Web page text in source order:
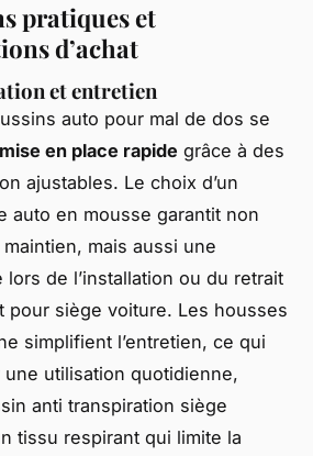
pratiques et
d’achat
et entretien
auto pour mal de dos se
mise en place rapide grâce à des
ajustables. Le choix d’un
auto en mousse garantit non
mais aussi une
lors de l’installation ou du retrait
pour siège voiture. Les housses
simplifient l’entretien, ce qui
utilisation quotidienne,
anti transpiration siège
tissu respirant qui limite la